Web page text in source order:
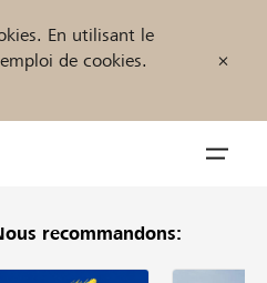
En utilisant le
de cookies.
recommandons: